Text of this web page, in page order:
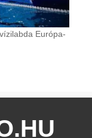
Európa-